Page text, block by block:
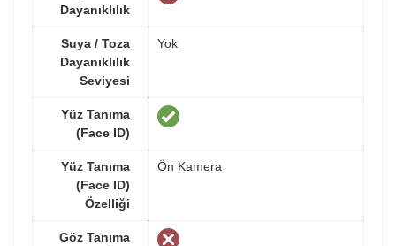
Dayanıklılık
Suya / Toza
Dayanıklılık
Seviyesi
Yok
Yüz Tanıma
(Face ID)
Yüz Tanıma
(Face ID)
Özelliği
Ön Kamera
Göz Tanıma